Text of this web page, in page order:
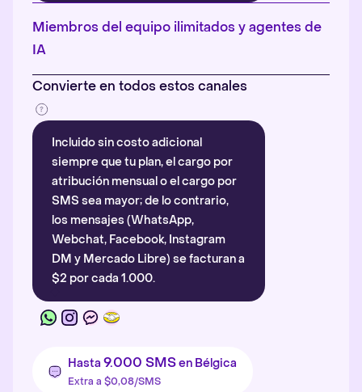
Más información
Miembros del equipo ilimitados y agentes de
IA
Convierte en todos estos canales
Incluido sin costo adicional
siempre que tu plan, el cargo por
atribución mensual o el cargo por
SMS sea mayor; de lo contrario,
los mensajes (WhatsApp,
Webchat, Facebook, Instagram
DM y Mercado Libre) se facturan a
$2 por cada 1.000.
Hasta 9.000 SMSen Bélgica
Extra a $0,08/SMS